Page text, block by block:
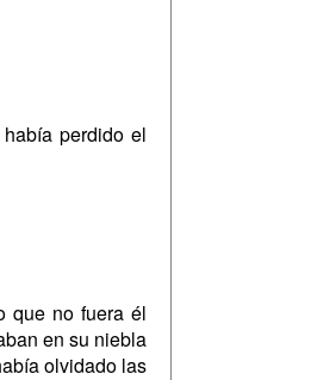
perdido el
que no fuera él
en su niebla
olvidado las